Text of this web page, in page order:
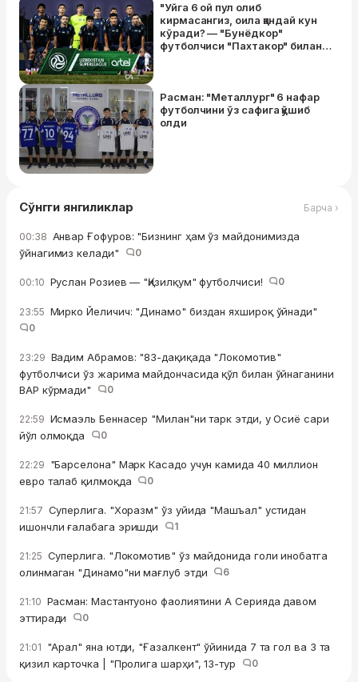
"Уйга 6 ой пул олиб
кирмасангиз, оила қандай кун
кўради? — "Бунёдкор"
футболчиси "Пахтакор" билан
Расман: "Металлург" 6 нафар
футболчини ўз сафига қўшиб
олди
Сўнгги янгиликлар Барча ›
00:38 Анвар Ғофуров: "Бизнинг ҳам ўз майдонимизда
ўйнагимиз келади"
0
00:10 Руслан Розиев — "Қизилқум" футболчиси! 0
23:55 Мирко Йеличич: "Динамо" биздан яхшироқ ўйнади"
0
23:29 Вадим Абрамов: "83-дақиқада "Локомотив"
футболчиси ўз жарима майдончасида қўл билан ўйнаганини
ВАР кўрмади"
0
22:59 Исмаэль Беннасер "Милан"ни тарк этди, у Осиё сари
йўл олмоқда
0
22:29 "Барселона" Марк Касадо учун камида 40 миллион
евро талаб қилмоқда
0
21:57 Суперлига. "Хоразм" ўз уйида "Машъал" устидан
ишончли ғалабага эришди
1
21:25 Суперлига. "Локомотив" ўз майдонида голи инобатга
олинмаган "Динамо"ни мағлуб этди
6
21:10 Расман: Мастантуоно фаолиятини А Серияда давом
эттиради
0
21:01 "Арал" яна ютди, "Ғазалкент" ўйинида 7 та гол ва 3 та
қизил карточка | "Пролига шарҳи", 13-тур
0